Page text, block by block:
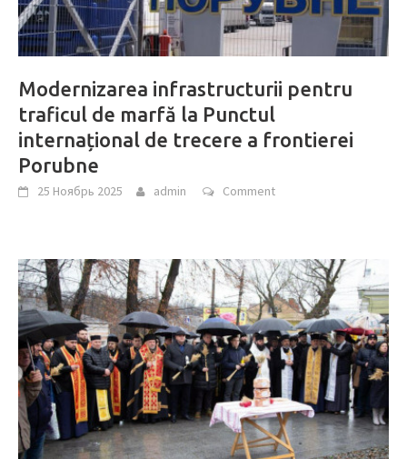
Modernizarea infrastructurii pentru
traficul de marfă la Punctul
internațional de trecere a frontierei
Porubne
25 Ноябрь 2025 admin Comment